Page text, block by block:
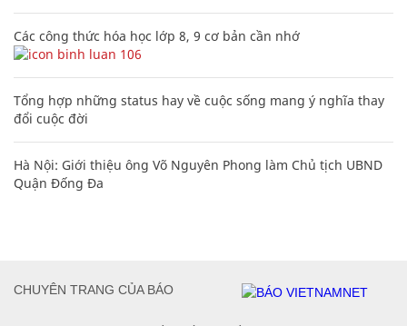
Các công thức hóa học lớp 8, 9 cơ bản cần nhớ
106
Tổng hợp những status hay về cuộc sống mang ý nghĩa thay
đổi cuộc đời
Hà Nội: Giới thiệu ông Võ Nguyên Phong làm Chủ tịch UBND
Quận Đống Đa
CHUYÊN TRANG CỦA BÁO